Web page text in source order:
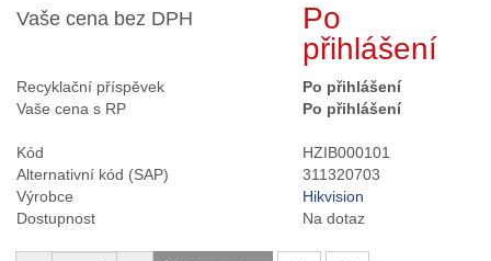
Vaše cena bez DPH
Po
přihlášení
Recyklační příspěvek
Po přihlášení
Vaše cena s RP
Po přihlášení
Kód
HZIB000101
Alternativní kód (SAP)
311320703
Výrobce
Hikvision
Dostupnost
Na dotaz